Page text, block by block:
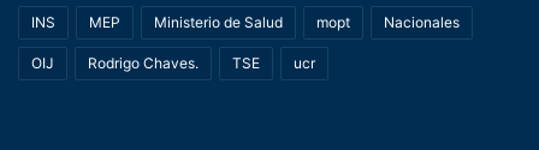
INS MEP Ministerio de Salud mopt Nacionales
OIJ Rodrigo Chaves. TSE ucr